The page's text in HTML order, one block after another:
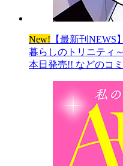
New! 【最新刊
暮らしのトリニティ
本日発売!! などのコ